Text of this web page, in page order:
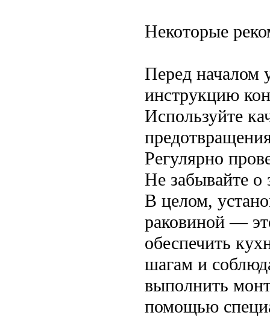
Некоторые
Перед началом
инструкцию
Используйте
Регулярно
Не забывайте о
В целом,
раковиной —
обеспечить
шагам и
выполнить
помощью